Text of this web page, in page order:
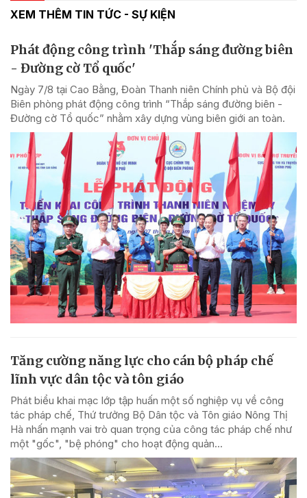
XEM THÊM TIN TỨC - SỰ KIỆN
Phát động công trình 'Thắp sáng đường biên
- Đường cờ Tổ quốc'
Ngày 7/8 tại Cao Bằng, Đoàn Thanh niên Chính phủ và Bộ đội
Biên phòng phát động công trình “Thắp sáng đường biên -
Đường cờ Tổ quốc” nhằm xây dựng vùng biên giới an toàn.
Tăng cường năng lực cho cán bộ pháp chế
lĩnh vực dân tộc và tôn giáo
Phát biểu khai mạc lớp tập huấn một số nghiệp vụ về công
tác pháp chế, Thứ trưởng Bộ Dân tộc và Tôn giáo Nông Thị
Hà nhấn mạnh vai trò quan trọng của công tác pháp chế như
một "gốc", "bệ phóng" cho hoạt động quản...